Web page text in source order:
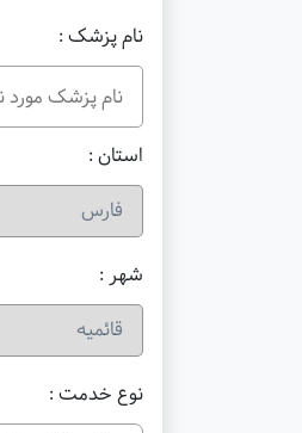
نام پزشک :
استان :
شهر :
نوع خدمت :